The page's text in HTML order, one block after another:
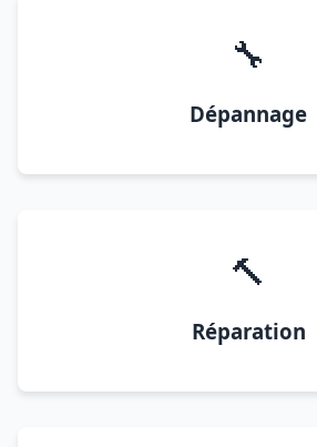
🔧
Dépannage
🔨
Réparation